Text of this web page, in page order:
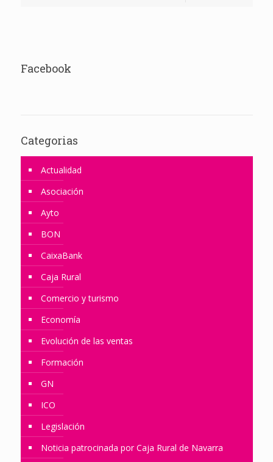
Facebook
Categorias
Actualidad
Asociación
Ayto
BON
CaixaBank
Caja Rural
Comercio y turismo
Economía
Evolución de las ventas
Formación
GN
ICO
Legislación
Noticia patrocinada por Caja Rural de Navarra